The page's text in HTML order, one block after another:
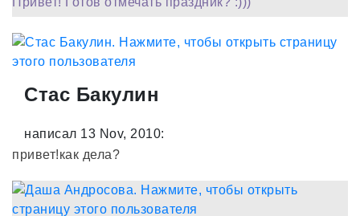
Стас Бакулин
написал 13 Nov, 2010:
привет!как дела?